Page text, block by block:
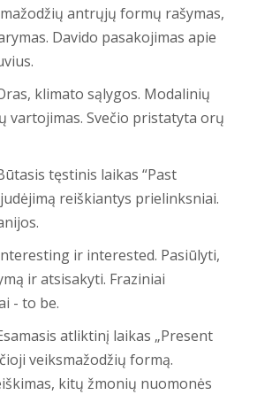
antrųjų formų rašymas,
Davido pasakojimas apie
klimato sąlygos. Modalinių
vartojimas. Svečio pristatyta orų
tęstinis laikas “Past
reiškiantys prielinksniai.
ir interested. Pasiūlyti,
ir atsisakyti. Fraziniai
- to be.
atliktinį laikas „Present
veiksmažodžių formą.
kitų žmonių nuomonės